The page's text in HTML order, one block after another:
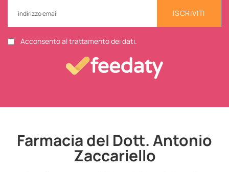
ISCRIVITI
Acconsento al trattamento dei dati.
Farmacia del Dott. Antonio
Zaccariello